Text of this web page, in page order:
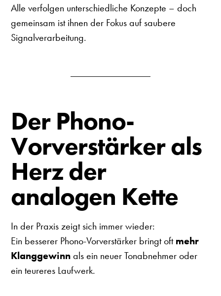
Alle verfolgen unterschiedliche Konzepte – doch
gemeinsam ist ihnen der Fokus auf saubere
Signalverarbeitung.
Der Phono-
Vorverstärker als
Herz der
analogen Kette
In der Praxis zeigt sich immer wieder:
Ein besserer Phono-Vorverstärker bringt oftmehr
Klanggewinnals ein neuer Tonabnehmer oder
ein teureres Laufwerk.